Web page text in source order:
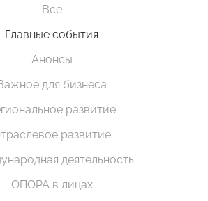
Все
Главные события
Анонсы
для бизнеса
развитие
развитие
деятельность
ОПОРА в лицах